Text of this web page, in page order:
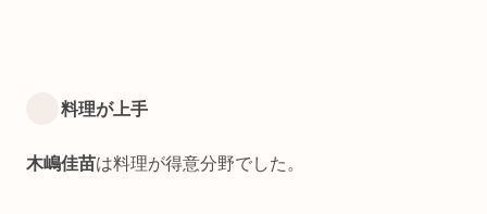
料理が上手
木嶋佳苗は料理が得意分野でした。